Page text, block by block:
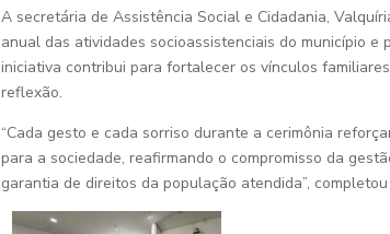
A secretária de Assistência Social e Cidadania,
anual das atividades socioassistenciais do município
iniciativa contribui para fortalecer os vínculos
reflexão.
“Cada gesto e cada sorriso durante a cerimônia
para a sociedade, reafirmando o compromisso da
garantia de direitos da população atendida”,